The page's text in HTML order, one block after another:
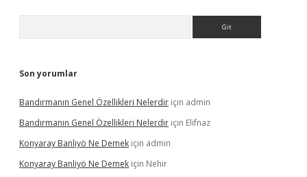
Son yorumlar
Bandırmanın Genel Özellikleri Nelerdir için admin
Bandırmanın Genel Özellikleri Nelerdir için Elifnaz
Konyaray Banliyö Ne Demek için admin
Konyaray Banliyö Ne Demek için Nehir